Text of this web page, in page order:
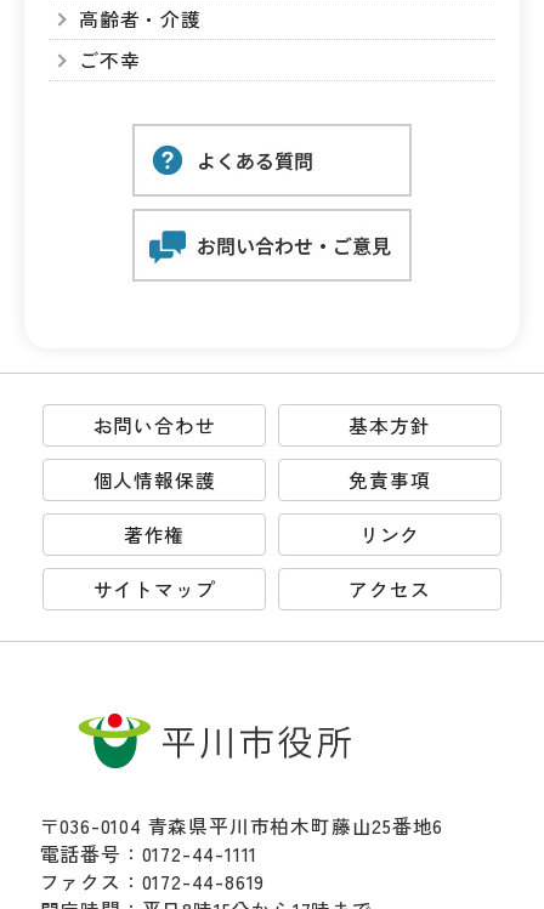
高齢者・介護
ご不幸
お問い合わせ
基本方針
個人情報保護
免責事項
著作権
リンク
サイトマップ
アクセス
〒036-0104 青森県平川市柏木町藤山25番地6
電話番号：0172-44-1111
ファクス：0172-44-8619